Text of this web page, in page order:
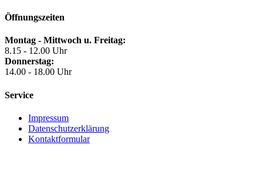
Öffnungszeiten
Montag - Mittwoch u. Freitag:
8.15 - 12.00 Uhr
Donnerstag:
14.00 - 18.00 Uhr
Service
Impressum
Datenschutzerklärung
Kontaktformular